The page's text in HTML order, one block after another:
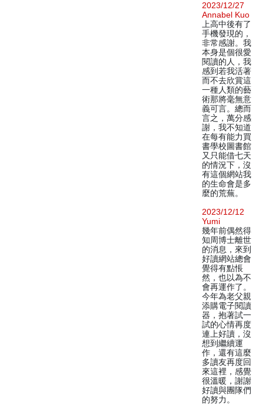
2023/12/27
Annabel Kuo
上高中後有了
手機發現的，
非常感謝。我
本身是個很愛
閱讀的人，我
感到若我活著
而不去欣賞這
一種人類的藝
術那將毫無意
義可言。總而
言之，萬分感
謝，我不知道
在每有能力買
書學校圖書館
又只能借七天
的情況下，沒
有這個網站我
的生命會是多
麼的荒蕪。
2023/12/12
Yumi
幾年前偶然得
知周博士離世
的消息，來到
好讀網站總會
覺得有點悵
然，也以為不
會再運作了。
今年為老父親
添購電子閱讀
器，抱著試一
試的心情再度
連上好讀，沒
想到繼續運
作，還有這麼
多讀友再度回
來這裡，感覺
很溫暖，謝謝
好讀與團隊們
的努力。